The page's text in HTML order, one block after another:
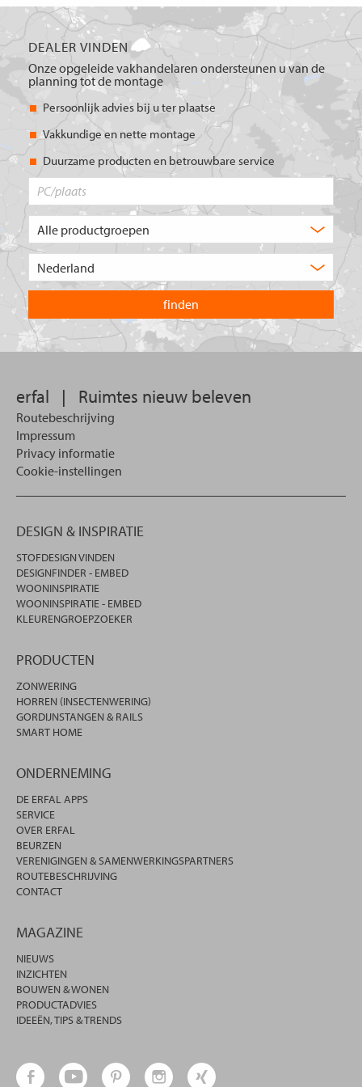
DEALER VINDEN
Onze opgeleide vakhandelaren ondersteunen u van de
planning tot de montage
Persoonlijk advies bij u ter plaatse
Vakkundige en nette montage
Duurzame producten en betrouwbare service
product
u?
land
waarin
u
wilt
zoeken.
erfal | Ruimtes nieuw beleven
Routebeschrijving
Impressum
Privacy informatie
Cookie-instellingen
DESIGN & INSPIRATIE
STOFDESIGN VINDEN
DESIGNFINDER - EMBED
WOONINSPIRATIE
WOONINSPIRATIE - EMBED
KLEURENGROEPZOEKER
PRODUCTEN
ZONWERING
HORREN (INSECTENWERING)
GORDIJNSTANGEN & RAILS
SMART HOME
ONDERNEMING
DE ERFAL APPS
SERVICE
OVER ERFAL
BEURZEN
VERENIGINGEN & SAMENWERKINGSPARTNERS
ROUTEBESCHRIJVING
CONTACT
MAGAZINE
NIEUWS
INZICHTEN
BOUWEN & WONEN
PRODUCTADVIES
IDEEËN, TIPS & TRENDS